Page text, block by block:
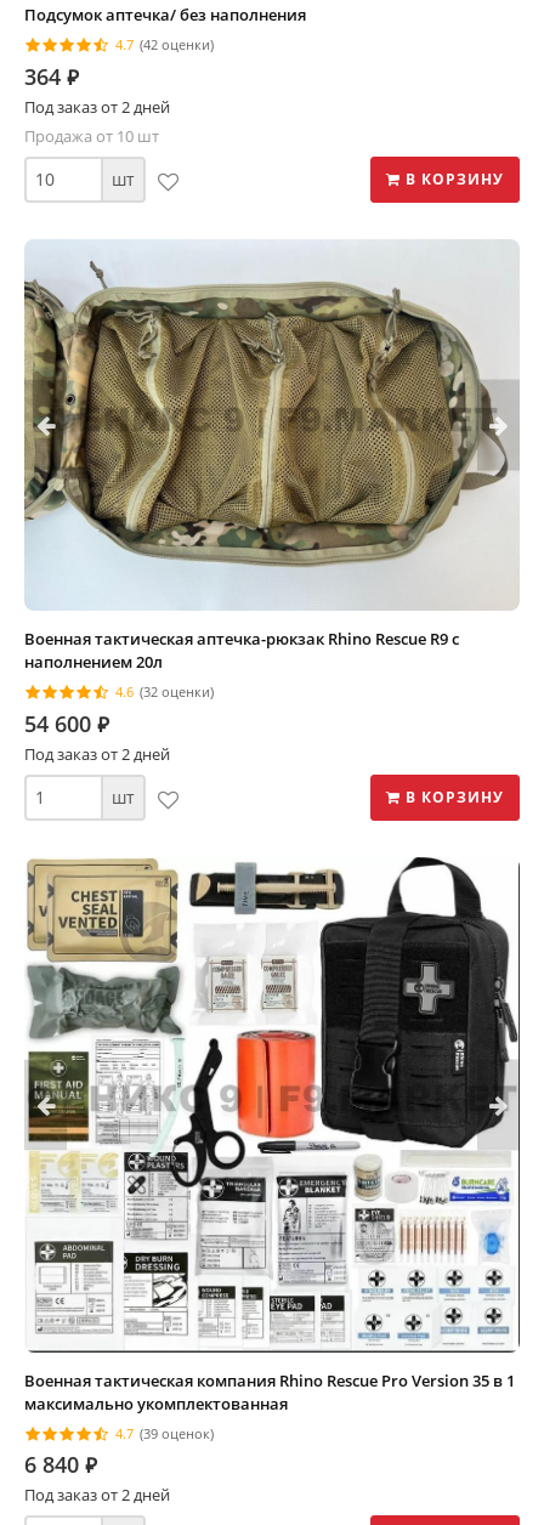
Подсумок аптечка/ без наполнения
4.7 (42 оценки)
364 ⃏
Под заказ от 2 дней
Продажа от 10 шт
шт В КОРЗИНУ
Военная тактическая аптечка-рюкзак Rhino Rescue R9 с
наполнением 20л
4.6 (32 оценки)
54 600 ⃏
Под заказ от 2 дней
шт В КОРЗИНУ
Военная тактическая компания Rhino Rescue Pro Version 35 в 1
максимально укомплектованная
4.7 (39 оценок)
6 840 ⃏
Под заказ от 2 дней